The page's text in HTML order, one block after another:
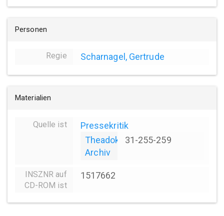
Personen
Regie Scharnagel, Gertrude
Materialien
Quelle ist
Pressekritik
Theadok
Archiv
31-255-259
INSZNR auf
CD-ROM ist
1517662